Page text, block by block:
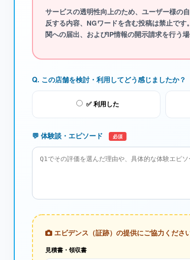
サービスの透明性向上のため、ユーザー様の
反する内容、NGワードを含む投稿は禁止で
関への届出、およびIP情報の開示請求を行う場
Q. この店舗を検討・利用してどう感じましたか？
✅ 利用した
💬 体験談・エピソード 必須
エビデンス（証跡）の提供にご協力くださ
見積書・領収書